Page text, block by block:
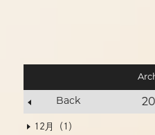
Back
12月（1）